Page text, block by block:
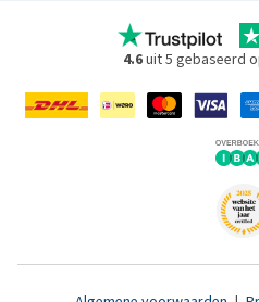
4.6uit 5 gebaseerd